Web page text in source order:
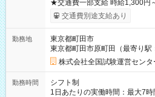
★交通費一部支給 時給1,300円～ ※試験・役割により手当あり
※勤務回数により昇給あり 【
り！】 希望される場合、勤務
例】 ・河合塾模擬試験 8:30～
×8時間＝日収10,400円＋交通
円の場合あり ・国家試験 7:00
円（役割手当＋100円）×6時間＝日
間】試用期間なし
交通費別途支給あり
勤務地
東京都町田市
東京都町田市原町田（最寄り駅
株式会社全国試験運営センタ
勤務時間
シフト制
1日あたりの実働時間：最大7